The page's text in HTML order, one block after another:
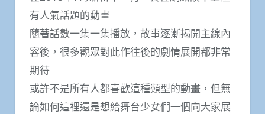
有人氣話題的動畫
隨著話數一集一集播放，故事逐漸揭開主線內
容後，很多觀眾對此作往後的劇情展開都非常
期待
或許不是所有人都喜歡這種類型的動畫，但無
論如何這裡還是想給舞台少女們一個向大家展